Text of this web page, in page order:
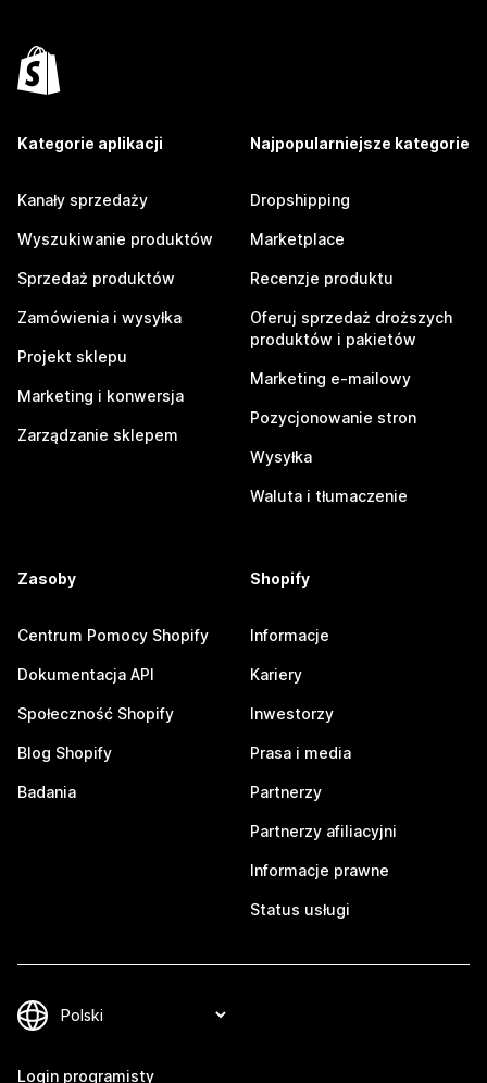
Kategorie aplikacji
Kanały sprzedaży
Wyszukiwanie produktów
Sprzedaż produktów
Zamówienia i wysyłka
Projekt sklepu
Marketing i konwersja
Zarządzanie sklepem
Najpopularniejsze kategorie
Dropshipping
Marketplace
Recenzje produktu
Oferuj sprzedaż droższych
produktów i pakietów
Marketing e-mailowy
Pozycjonowanie stron
Wysyłka
Waluta i tłumaczenie
Zasoby
Centrum Pomocy Shopify
Dokumentacja API
Społeczność Shopify
Blog Shopify
Badania
Shopify
Informacje
Kariery
Inwestorzy
Prasa i media
Partnerzy
Partnerzy afiliacyjni
Informacje prawne
Status usługi
Login programisty